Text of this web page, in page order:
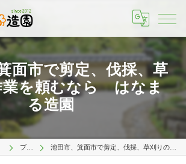
面市で剪定、伐採、草
業を頼むなら はなま
る造園
ブログ 池田市、箕面市で剪定、伐採、草刈りの作業を頼むなら はなまる造園